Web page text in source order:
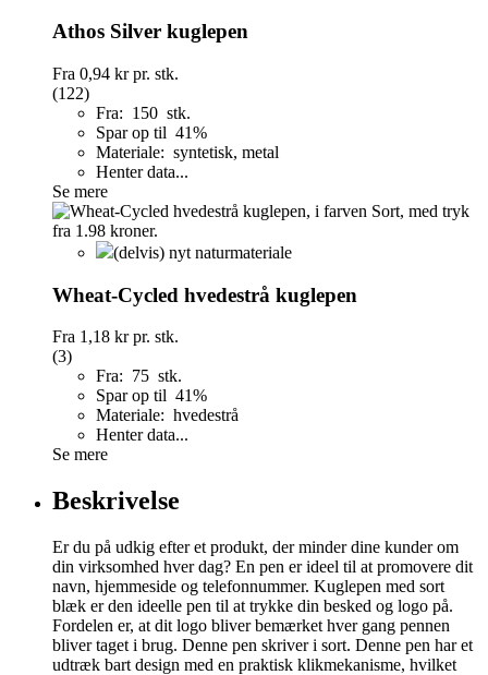
Athos Silver kuglepen
Fra 0,94 krpr. stk.
(122)
Fra: 150 stk.
Spar op til 41%
Materiale: syntetisk, metal
Henter data...
Se mere
(delvis) nyt naturmateriale
Wheat-Cycled hvedestrå kuglepen
Fra 1,18 krpr. stk.
(3)
Fra: 75 stk.
Spar op til 41%
Materiale: hvedestrå
Henter data...
Se mere
Beskrivelse
Er du på udkig efter et produkt, der minder dine kunder om
din virksomhed hver dag? En pen er ideel til at promovere dit
navn, hjemmeside og telefonnummer. Kuglepen med sort
blæk er den ideelle pen til at trykke din besked og logo på.
Fordelen er, at dit logo bliver bemærket hver gang pennen
bliver taget i brug. Denne pen skriver i sort. Denne pen har et
udtræk bart design med en praktisk klikmekanisme, hvilket